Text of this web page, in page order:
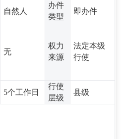
自然人
办件
类型
即办件
无
权力
来源
法定本级
行使
5个工作日
行使
层级
县级